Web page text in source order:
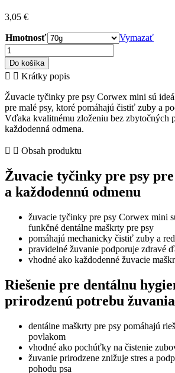
3,05 €
Hmotnosť
Vymazať
množstvo
Corwex
žuvacia
tyčinka
pre
psy
mini
–
dentálne
maškrty
pre
malé
psy
Do košíka
Krátky popis
Žuvacie tyčinky pre psy Corwex mini sú
pre malé psy, ktoré pomáhajú čistiť zuby a
Vďaka kvalitnému zloženiu bez zbytočných
každodenná odmena.
Obsah produktu
Žuvacie tyčinky pre psy
a každodennú odmenu
žuvacie tyčinky pre psy Corwex mini
funkčné dentálne maškrty pre psy
pomáhajú mechanicky čistiť zuby a
pravidelné žuvanie podporuje zdravé
vhodné ako každodenné žuvacie
Riešenie pre dentálnu
prirodzenú potrebu žuvania
dentálne maškrty pre psy pomáhajú
povlakom
vhodné ako pochúťky na čistenie
žuvanie prirodzene znižuje stres a
pohodu psa